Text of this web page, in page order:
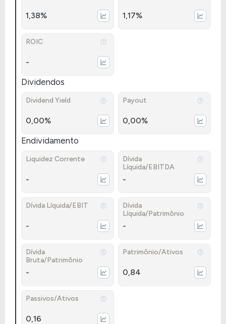
1,38% 1,17%
ROIC
-
Dividendos
Dividend Yield
0,00%
Payout
0,00%
Endividamento
Liquidez Corrente
-
Dívida
Líquida/EBITDA
-
Dívida Líquida/EBIT
-
Dívida
Líquida/Patrimônio
-
Dívida
Bruta/Patrimônio
-
Patrimônio/Ativos
0,84
Passivos/Ativos
0,16